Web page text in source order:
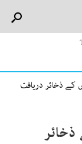
کے ذخائر دریافت